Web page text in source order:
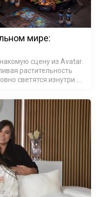
мире:
сцену из Avatar.
растительность
светятся изнутри.